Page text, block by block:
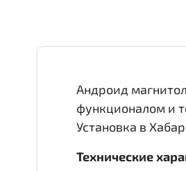
Андроид
функционалом и
Установка в
Технические